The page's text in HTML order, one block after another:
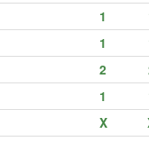
1
1
2
1
X